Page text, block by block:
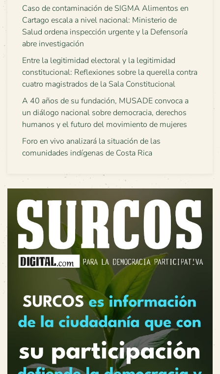
Caso de contaminación de SIGMA Alimentos en
Cartago escala a nivel nacional: Ministerio de
Salud ordena inspección urgente y la Defensoría
abre investigación
Entre la legitimidad electoral y la legitimidad
constitucional: Reflexiones sobre la querella contra
cuatro magistrados de la Sala Constitucional
A 40 años de su fundación, MUSADE convoca a
un diálogo nacional sobre democracia, derechos
humanos y el futuro del movimiento de mujeres
Foro en vivo analizará la situación de las
comunidades indígenas de Costa Rica